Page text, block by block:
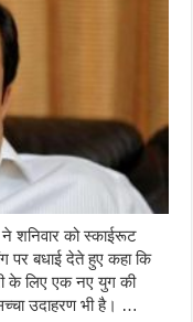
शनिवार को स्काईरूट
पर बधाई देते हुए कहा कि
के लिए एक नए युग की
उदाहरण भी है। …